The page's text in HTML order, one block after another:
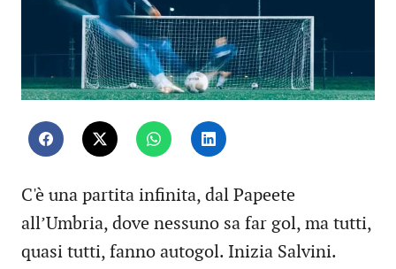
C'è una partita infinita, dal Papeete
all’Umbria, dove nessuno sa far gol, ma tutti,
quasi tutti, fanno autogol. Inizia Salvini.